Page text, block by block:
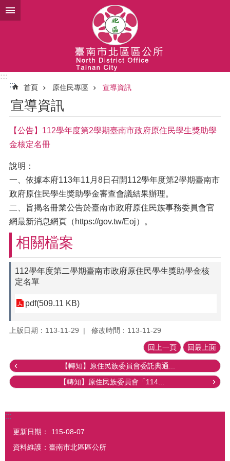
跳到主要內容區塊
:::
:::
首頁 原住民專區 宣導資訊
宣導資訊
【公告】112學年度第2學期臺南市政府原住民學生獎助學
金核定名冊
說明：
一、依據本府113年11月8日召開112學年度第2學期臺南市
政府原住民學生獎助學金審查會議結果辦理。
二、旨揭名冊業公告於臺南市政府原住民族事務委員會官
網最新消息網頁（https://gov.tw/Eoj）。
相關檔案
112學年度第二學期臺南市政府原住民學生獎助學金核
定名單
pdf(509.11 KB)
上版日期：113-11-29 修改時間：113-11-29
回上一頁 回最上面
【轉知】原住民族委員會委託典通...
【轉知】原住民族委員會「114...
:::
更新日期：
115-08-07
資料維護：臺南市北區區公所